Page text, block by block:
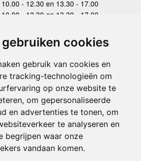
cookies
gebruik van cookies en
tracking-technologieën om
op onze website te
om gepersonaliseerde
en advertenties te tonen, om
te analyseren en
begrijpen waar onze
vandaan komen.
10.00 - 12.30 en 13.30 - 17.00
10.00 - 12.30 en 13.30 - 17.00
10.00 - 12.30 en 13.30 - 17.00
10.00 - 12.30 en 13.30 - 17.00
Zaterdag
gesloten
Zondag gesloten